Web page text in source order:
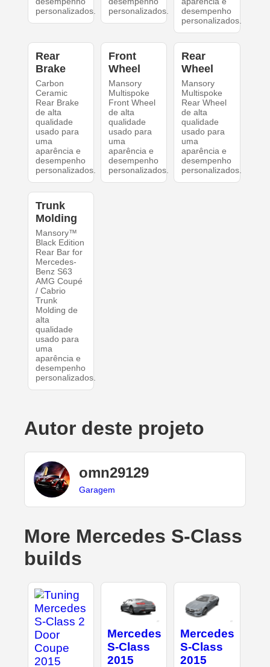
personalizados.
personalizados.
desempenho
personalizados.
Rear
Brake
Carbon
Ceramic
Rear Brake
de alta
qualidade
usado para
uma
aparência e
desempenho
personalizados.
Front
Wheel
Mansory
Multispoke
Front Wheel
de alta
qualidade
usado para
uma
aparência e
desempenho
personalizados.
Rear
Wheel
Mansory
Multispoke
Rear Wheel
de alta
qualidade
usado para
uma
aparência e
desempenho
personalizados.
Trunk
Molding
Mansory™
Black Edition
Rear Bar for
Mercedes-
Benz S63
AMG Coupé
/ Cabrio
Trunk
Molding de
alta
qualidade
usado para
uma
aparência e
desempenho
personalizados.
Autor deste projeto
omn29129
Garagem
More Mercedes S-Class
builds
Mercedes
S-Class
2015
Mercedes
S-Class
2015